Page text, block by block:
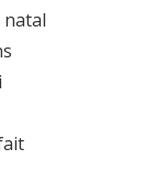
natal